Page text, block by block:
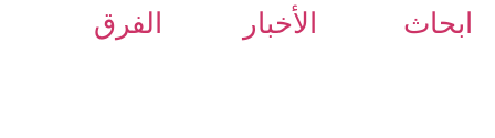
ابحاث الأخبار الفرق